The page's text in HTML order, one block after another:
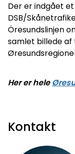
Der er indgået
DSB/
Öresundslinjen
samlet billede af
Her er hele
Kontakt